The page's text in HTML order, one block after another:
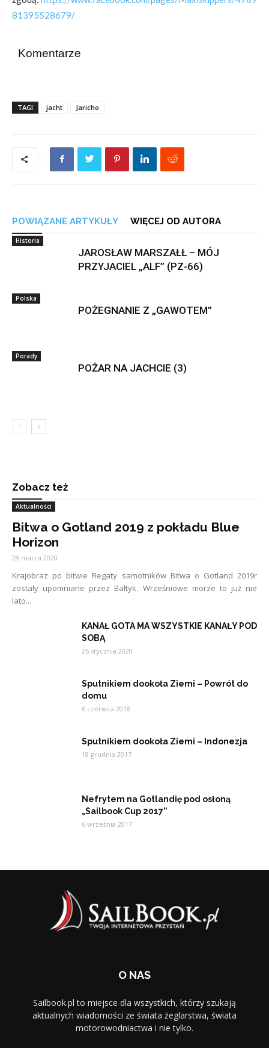
81395528679/
Komentarze
TAGI jacht Jaricho
POWIĄZANE ARTYKUŁY WIĘCEJ OD AUTORA
Historia
JAROSŁAW MARSZAŁŁ – MÓJ
PRZYJACIEL „ALF” (PZ-66)
Polska
POŻEGNANIE Z „GAWOTEM”
Porady
POŻAR NA JACHCIE (3)
Zobacz też
Aktualności
Bitwa o Gotland 2019 z pokładu Blue
Horizon
28 marca 2020
Krajobraz po bitwie Regaty samotników Bitwa o Gotland 2019r
zostały upomniane przez Bałtyk. Wrześniowe morze to już nie
lato...
KANAŁ GOTA MA WSZYSTKIE KANAŁY POD
SOBĄ
26 stycznia 2020
Sputnikiem dookoła Ziemi – Powrót do
domu
6 czerwca 2018
Sputnikiem dookoła Ziemi – Indonezja
18 grudnia 2017
Nefrytem na Gotlandię pod osłoną
„Sailbook Cup 2017”
6 września 2017
O NAS
Sailbook.pl to miejsce dla wszystkich, którzy szukają
aktualnych wiadomości ze świata żeglarstwa, świata
motorowodniactwa i nie tylko.